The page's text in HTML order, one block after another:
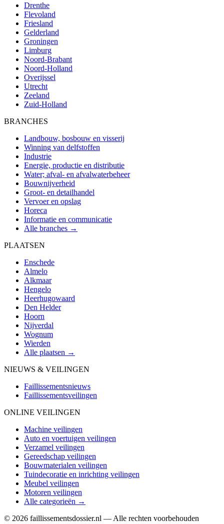
Drenthe
Flevoland
Friesland
Gelderland
Groningen
Limburg
Noord-Brabant
Noord-Holland
Overijssel
Utrecht
Zeeland
Zuid-Holland
BRANCHES
Landbouw, bosbouw en visserij
Winning van delfstoffen
Industrie
Energie, productie en distributie
Water; afval- en afvalwaterbeheer
Bouwnijverheid
Groot- en detailhandel
Vervoer en opslag
Horeca
Informatie en communicatie
Alle branches →
PLAATSEN
Enschede
Almelo
Alkmaar
Hengelo
Heerhugowaard
Den Helder
Hoorn
Nijverdal
Wognum
Wierden
Alle plaatsen →
NIEUWS & VEILINGEN
Faillissementsnieuws
Faillissementsveilingen
ONLINE VEILINGEN
Machine veilingen
Auto en voertuigen veilingen
Verzamel veilingen
Gereedschap veilingen
Bouwmaterialen veilingen
Tuindecoratie en inrichting veilingen
Meubel veilingen
Motoren veilingen
Alle categorieën →
© 2026 faillissementsdossier.nl — Alle rechten voorbehouden